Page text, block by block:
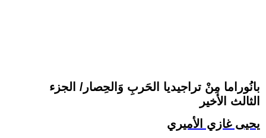
بانُوراما مِنْ تراجيديا الحَربِ وَالحِصار/ الجزء
الثالث الأخير
يحيى غازي الأميري